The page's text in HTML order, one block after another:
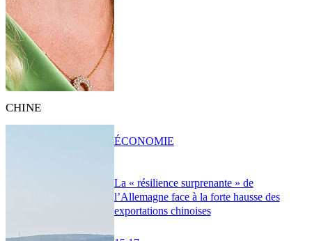
CHINE
La « résilience surprenante » de
l’Allemagne face à la forte hausse des
exportations chinoises
ÉCONOMIE